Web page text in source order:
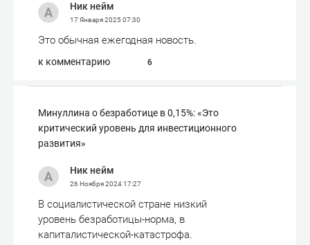
Ник нейм
17 Января 202507:30
Это обычная ежегодная новость.
к комментарию 6
Минуллина о безработице в 0,15%: «Это
критический уровень для инвестиционного
развития»
Ник нейм
26 Ноября 202417:27
В социалистической стране низкий
уровень безработицы-норма, в
капиталистической-катастрофа.